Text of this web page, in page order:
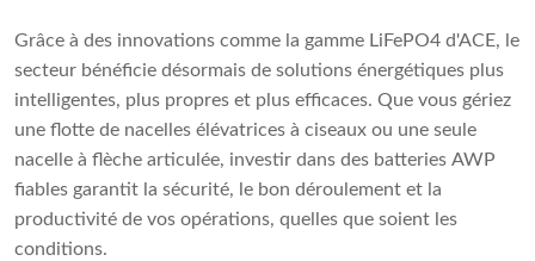
Grâce à des innovations comme la gamme LiFePO4 d'ACE, le
secteur bénéficie désormais de solutions énergétiques plus
intelligentes, plus propres et plus efficaces. Que vous gériez
une flotte de nacelles élévatrices à ciseaux ou une seule
nacelle à flèche articulée, investir dans des batteries AWP
fiables garantit la sécurité, le bon déroulement et la
productivité de vos opérations, quelles que soient les
conditions.